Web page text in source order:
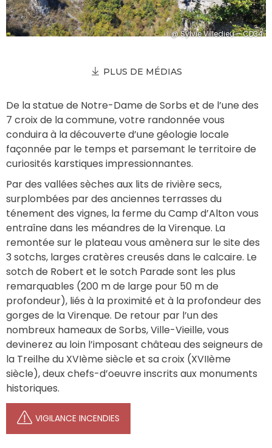
@ Sylvie Villedieu – CD34
PLUS DE MÉDIAS
De la statue de Notre-Dame de Sorbs et de l’une des
7 croix de la commune, votre randonnée vous
conduira à la découverte d’une géologie locale
façonnée par le temps et parsemant le territoire de
curiosités karstiques impressionnantes.
Par des vallées sèches aux lits de rivière secs,
surplombées par des anciennes terrasses du
ténement des vignes, la ferme du Camp d’Alton vous
entraîne dans les méandres de la Virenque. La
remontée sur le plateau vous amènera sur le site des
3 sotchs, larges cratères creusés dans le calcaire. Le
sotch de Robert et le sotch Parade sont les plus
remarquables (200 m de large pour 50 m de
profondeur), liés à la proximité et à la profondeur des
gorges de la Virenque. De retour par l’un des
nombreux hameaux de Sorbs, Ville-Vieille, vous
devinerez au loin l’imposant château des seigneurs de
la Treilhe du XVIème siècle et sa croix (XVIIème
siècle), deux chefs-d’oeuvre inscrits aux monuments
historiques.
VIGILANCE INCENDIES